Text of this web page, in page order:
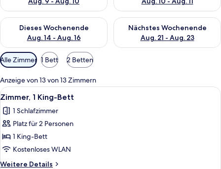
Dieses Wochenende
Aug. 14 - Aug. 16
Überprüfe die Verfügbarkeit für dieses Wochenende, Aug. 14
Nächstes Wochenende
Aug. 21 - Aug. 23
Überprüfe die Verfügbarkeit
Verfügbare
Filter
für
Zimmer
Alle Zimmer 1 Bett 2 Betten
Anzeige von 13 von 13 Zimmern
Alle
Fotos
für
Zimmer,
1 King-
Bett
anzeigen
Ein Hotelzimmer mit einem großen
8
Zimmer, 1 King-Bett
1 Schlafzimmer
Platz für 2 Personen
1 King-Bett
Kostenloses WLAN
Weitere Details
Weitere